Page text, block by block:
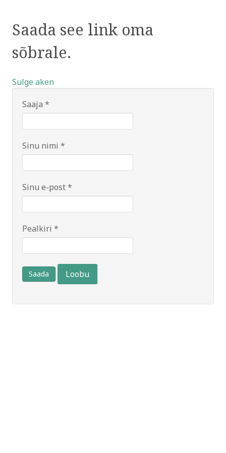
Saada see link oma
sõbrale.
Sulge aken
Saaja *
Sinu nimi *
Sinu e-post*
Pealkiri *
Saada Loobu